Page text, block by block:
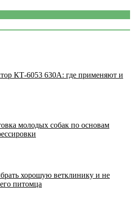
КТ-6053 630А: где применяют и
молодых собак по основам
хорошую ветклинику и не
питомца